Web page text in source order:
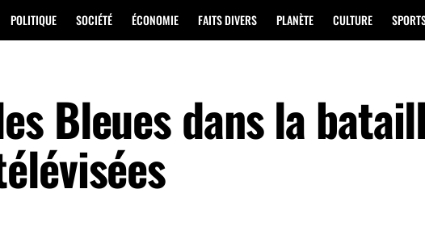
POLITIQUE SOCIÉTÉ ÉCONOMIE FAITS DIVERS PLANÈTE CULTURE
Bleues dans la